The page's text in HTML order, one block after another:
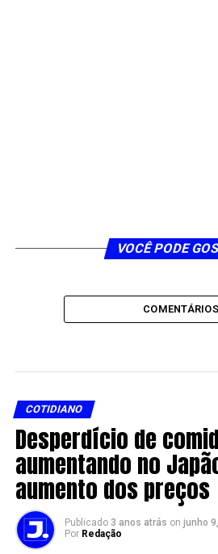
VOCÊ PODE
COMENTÁRIOS
COTIDIANO
Desperdício de
aumentando no
aumento dos preços
Publicado 3 anos atrás on junho
Por Redação